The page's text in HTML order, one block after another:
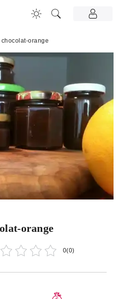
chocolat-orange
orange
0(0)